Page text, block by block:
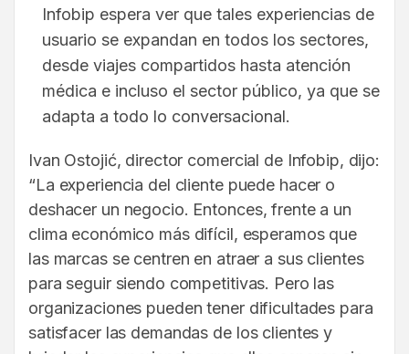
Infobip espera ver que tales experiencias de
usuario se expandan en todos los sectores,
desde viajes compartidos hasta atención
médica e incluso el sector público, ya que se
adapta a todo lo conversacional.
Ivan Ostojić, director comercial de Infobip, dijo:
“La experiencia del cliente puede hacer o
deshacer un negocio. Entonces, frente a un
clima económico más difícil, esperamos que
las marcas se centren en atraer a sus clientes
para seguir siendo competitivas. Pero las
organizaciones pueden tener dificultades para
satisfacer las demandas de los clientes y